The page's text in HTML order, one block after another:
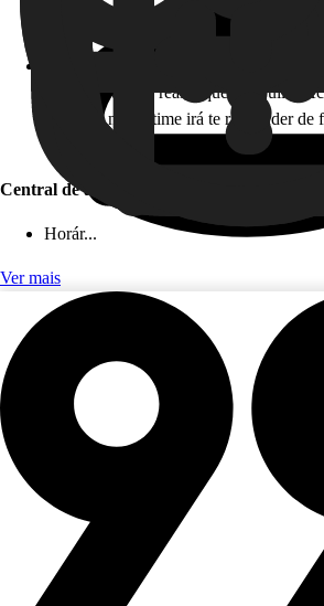
Horário de atendimento: 24 horas, todos
Como funciona: caso você não esteja
gente em tempo real, fique tranquilo!
Ajuda, e nosso time irá te responder de
Central de ajuda (app)
Horár...
Ver mais